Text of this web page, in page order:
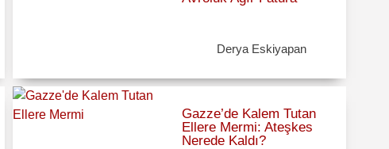
Derya Eskiyapan
Gazze’de Kalem Tutan
Ellere Mermi: Ateşkes
Nerede Kaldı?